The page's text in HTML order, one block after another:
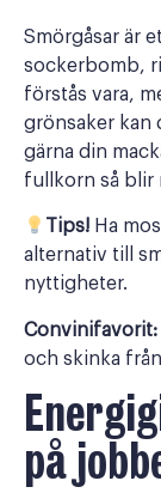
Smörgåsar är
sockerbomb,
förstås vara,
grönsaker kan
gärna din
fullkorn så blir
Tips! Ha
alternativ till
nyttigheter.
Convinifavorit:
och skinka
på